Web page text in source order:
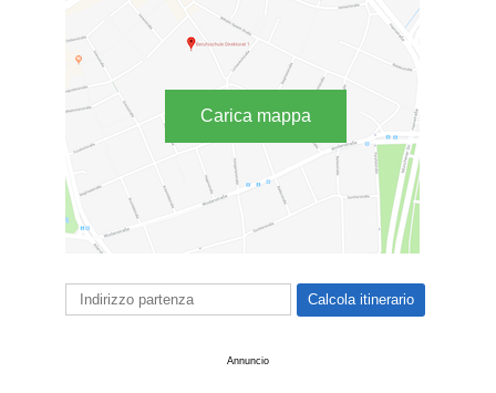
Carica mappa
Annuncio